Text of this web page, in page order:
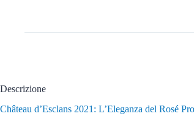
Descrizione
Château d’Esclans 2021: L’Eleganza del Rosé